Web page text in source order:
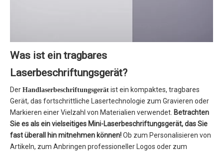
Was ist ein tragbares
Laserbeschriftungsgerät?
Der Handlaserbeschriftungsgerät ist ein kompaktes, tragbares
Gerät, das fortschrittliche Lasertechnologie zum Gravieren oder
Markieren einer Vielzahl von Materialien verwendet. Betrachten
Sie es als ein vielseitiges Mini-Laserbeschriftungsgerät, das Sie
fast überall hin mitnehmen können!Ob zum Personalisieren von
Artikeln, zum Anbringen professioneller Logos oder zum